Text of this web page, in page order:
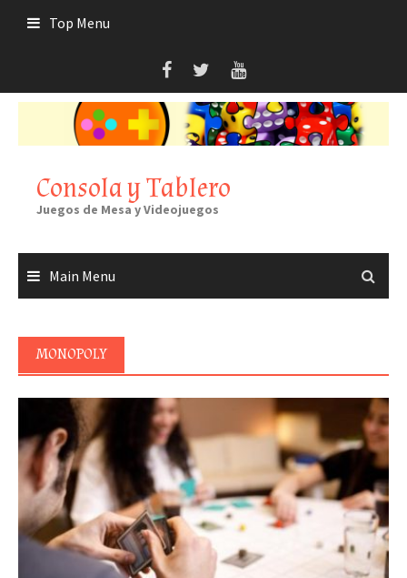
Top Menu
Consola y Tablero
Juegos de Mesa y Videojuegos
Main Menu
MONOPOLY